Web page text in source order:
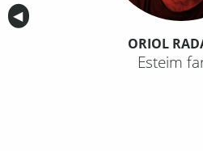
Anterior
◀︎
ORIOL
Esteim